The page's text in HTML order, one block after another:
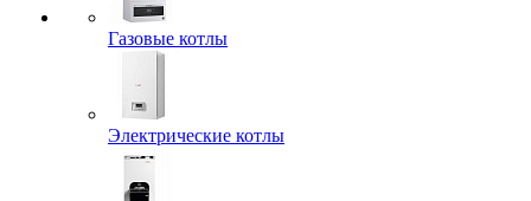
Газовые котлы
Электрические котлы